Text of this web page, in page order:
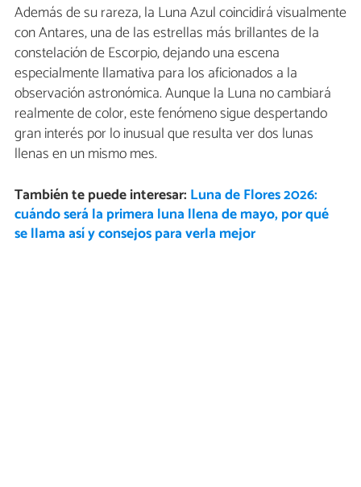
Además de su rareza, la Luna Azul coincidirá visualmente
con Antares, una de las estrellas más brillantes de la
constelación de Escorpio, dejando una escena
especialmente llamativa para los aficionados a la
observación astronómica. Aunque la Luna no cambiará
realmente de color, este fenómeno sigue despertando
gran interés por lo inusual que resulta ver dos lunas
llenas en un mismo mes.
También te puede interesar: Luna de Flores 2026:
cuándo será la primera luna llena de mayo, por qué
se llama así y consejos para verla mejor